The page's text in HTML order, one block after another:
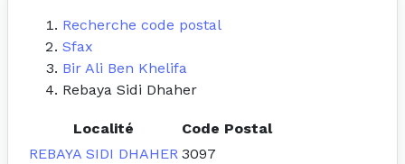
Recherche code postal
Sfax
Bir Ali Ben Khelifa
Rebaya Sidi Dhaher
Localité
Code Postal
REBAYA SIDI DHAHER 3097